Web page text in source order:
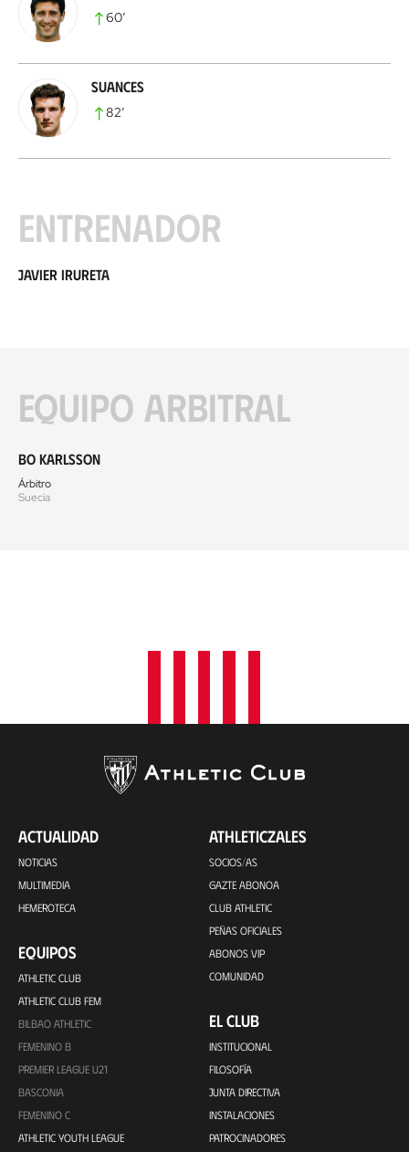
60’
Suances
82’
Entrenador
Javier Irureta
Equipo arbitral
Bo Karlsson
Árbitro
Suecia
ACTUALIDAD
NOTICIAS
MULTIMEDIA
HEMEROTECA
EQUIPOS
ATHLETIC CLUB
ATHLETIC CLUB FEM
BILBAO ATHLETIC
FEMENINO B
PREMIER LEAGUE U21
BASCONIA
FEMENINO C
ATHLETIC YOUTH LEAGUE
ATHLETICZALES
SOCIOS/AS
GAZTE ABONOA
CLUB ATHLETIC
PEÑAS OFICIALES
ABONOS VIP
COMUNIDAD
EL CLUB
INSTITUCIONAL
FILOSOFÍA
JUNTA DIRECTIVA
INSTALACIONES
PATROCINADORES